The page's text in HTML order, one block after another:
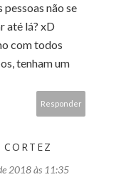
não se
até lá? xD
com todos
tenham um
Responder
2018 às 11:35